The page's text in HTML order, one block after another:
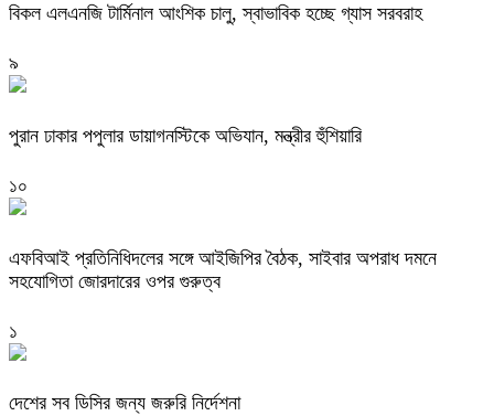
বিকল এলএনজি টার্মিনাল আংশিক চালু, স্বাভাবিক হচ্ছে গ্যাস সরবরাহ
৯
পুরান ঢাকার পপুলার ডায়াগনস্টিকে অভিযান, মন্ত্রীর হুঁশিয়ারি
১০
এফবিআই প্রতিনিধিদলের সঙ্গে আইজিপির বৈঠক, সাইবার অপরাধ দমনে
সহযোগিতা জোরদারের ওপর গুরুত্ব
১
দেশের সব ডিসির জন্য জরুরি নির্দেশনা